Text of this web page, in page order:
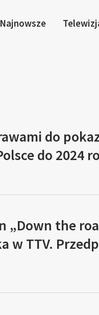
Najnowsze
do
do 2024
„Down the
w TTV.